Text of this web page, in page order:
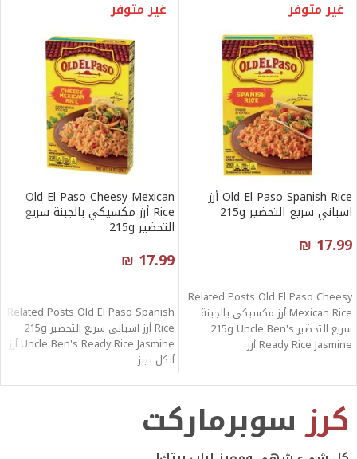
غير متوفر
Old El Paso Spanish Rice أرز
اسباني سريع التحضير 215g
₪ 17.99
Related Posts Old El Paso Cheesy
Mexican Rice أرز مكسيكي بالجبنة
سريع التحضير 215g Uncle Ben's
Ready Rice Jasmine أرز
غير متوفر
Old El Paso Cheesy Mexican
Rice أرز مكسيكي بالجبنة سريع
التحضير 215g
₪ 17.99
Related Posts Old El Paso Spanish
Rice أرز اسباني سريع التحضير 215g
Uncle Ben's Ready Rice Jasmine أرز
أنكل بينز
كرز سوبرماركت